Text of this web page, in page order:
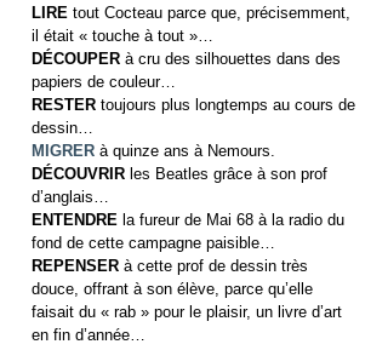
LIRE tout Cocteau parce que, précisemment,
il était « touche à tout »…
DÉCOUPER à cru des silhouettes dans des
papiers de couleur…
RESTER toujours plus longtemps au cours de
dessin…
MIGRER à quinze ans à Nemours.
DÉCOUVRIR les Beatles grâce à son prof
d’anglais…
ENTENDRE la fureur de Mai 68 à la radio du
fond de cette campagne paisible…
REPENSER à cette prof de dessin très
douce, offrant à son élève, parce qu’elle
faisait du « rab » pour le plaisir, un livre d’art
en fin d’année…